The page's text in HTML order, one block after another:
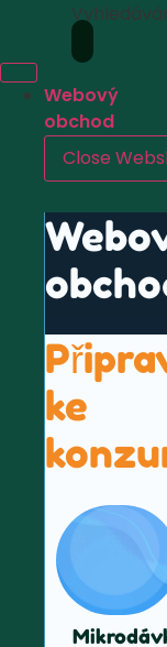
Webový
obchod
Close
ke